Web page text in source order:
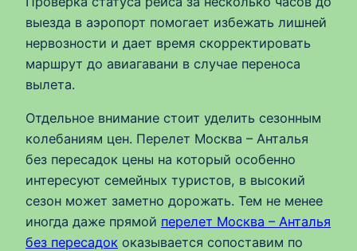
выезда в аэропорт помогает избежать лишней
нервозности и дает время скорректировать
маршрут до авиагавани в случае переноса
вылета.
Отдельное внимание стоит уделить сезонным
колебаниям цен. Перелет Москва – Анталья
без пересадок цены на который особенно
интересуют семейных туристов, в высокий
сезон может заметно дорожать. Тем не менее
иногда даже прямой перелет Москва – Анталья
без пересадок оказывается сопоставим по